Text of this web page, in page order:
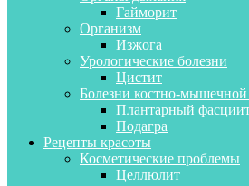
Гайморит
Организм
Изжога
Урологические болезни
Цистит
Болезни костно-
Плантарный
Подагра
Рецепты красоты
Косметические проблемы
Целлюлит